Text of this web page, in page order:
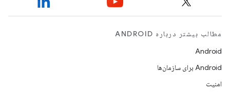
مطالب بیشتر درباره ANDROID
Android
Android برای سازمان‌ها
امنیت